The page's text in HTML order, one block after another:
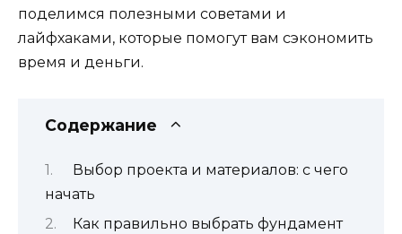
поделимся полезными советами и
лайфхаками, которые помогут вам сэкономить
время и деньги.
Содержание
Выбор проекта и материалов: с чего
начать
Как правильно выбрать фундамент